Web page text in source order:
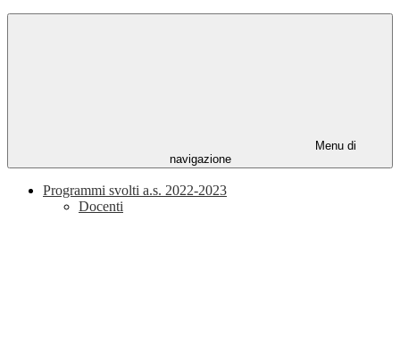
Menu di
navigazione
Programmi svolti a.s. 2022-2023
Docenti